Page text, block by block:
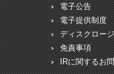
電子公告
電子提供制度
ディスクロー
免責事項
IRに関するお